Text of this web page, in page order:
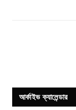
আর্কাইভ ক্যালেন্ডার